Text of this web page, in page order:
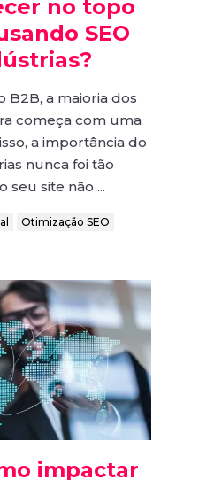
no topo
SEO
B2B, a maioria dos
começa com uma
a importância do
nunca foi tão
seu site não ...
Otimização SEO
impactar